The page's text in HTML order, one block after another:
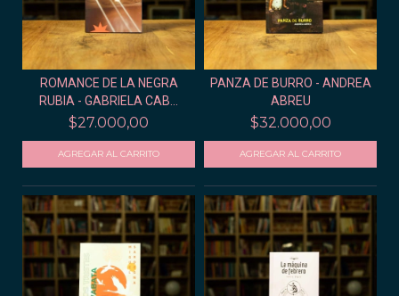
ROMANCE DE LA NEGRA
RUBIA - GABRIELA CAB...
$27.000,00
PANZA DE BURRO - ANDREA
ABREU
$32.000,00